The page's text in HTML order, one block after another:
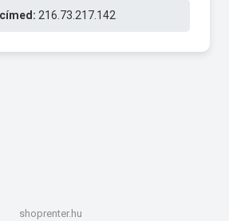
216.73.217.142
shoprenter.hu